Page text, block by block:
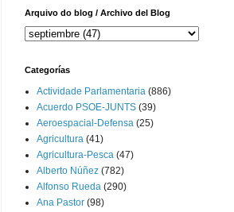
Arquivo do blog / Archivo del Blog
Categorías
Actividade Parlamentaria (886)
Acuerdo PSOE-JUNTS (39)
Aeroespacial-Defensa (25)
Agricultura (41)
Agricultura-Pesca (47)
Alberto Núñez (782)
Alfonso Rueda (290)
Ana Pastor (98)